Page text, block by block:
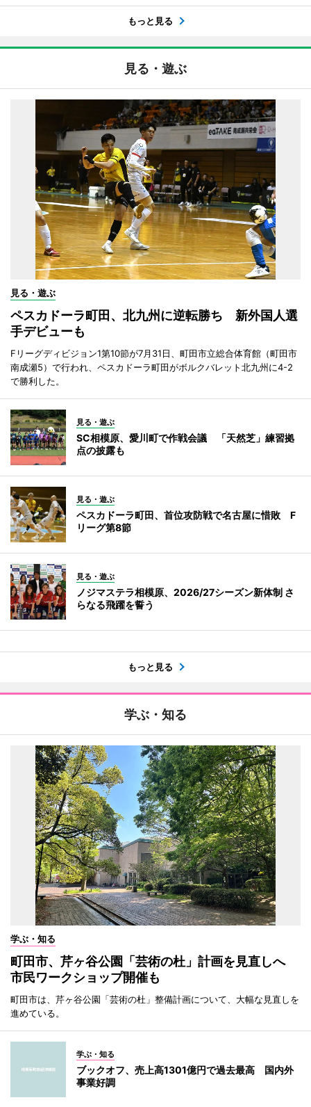
もっと見る
見る・遊ぶ
見る・遊ぶ
ペスカドーラ町田、北九州に逆転勝ち 新外国人選
手デビューも
Fリーグディビジョン1第10節が7月31日、町田市立総合体育館（町田市
南成瀬5）で行われ、ペスカドーラ町田がボルクバレット北九州に4-2
で勝利した。
見る・遊ぶ
SC相模原、愛川町で作戦会議 「天然芝」練習拠
点の披露も
見る・遊ぶ
ペスカドーラ町田、首位攻防戦で名古屋に惜敗 F
リーグ第8節
見る・遊ぶ
ノジマステラ相模原、2026/27シーズン新体制 さ
らなる飛躍を誓う
もっと見る
学ぶ・知る
学ぶ・知る
町田市、芹ヶ谷公園「芸術の杜」計画を見直しへ
市民ワークショップ開催も
町田市は、芹ヶ谷公園「芸術の杜」整備計画について、大幅な見直しを
進めている。
学ぶ・知る
ブックオフ、売上高1301億円で過去最高 国内外
事業好調